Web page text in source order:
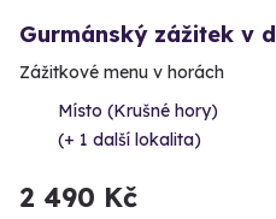
Gurmánský zážitek v
Zážitkové menu v horách
Místo (Krušné hory)
(+ 1 další lokalita)
2 490 Kč